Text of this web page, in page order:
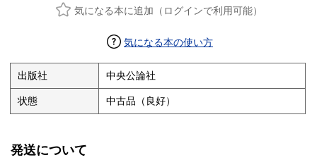
気になる本に追加（ログインで利用可能）
気になる本の使い方
出版社 中央公論社
状態 中古品（良好）
発送について